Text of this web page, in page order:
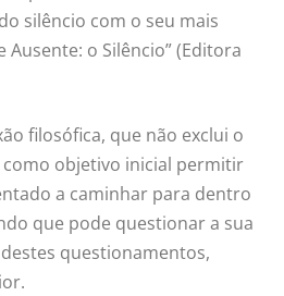
silêncio com o seu mais
Ausente: o Silêncio” (Editora
filosófica, que não exclui o
objetivo inicial permitir
a caminhar para dentro
que pode questionar a sua
questionamentos,